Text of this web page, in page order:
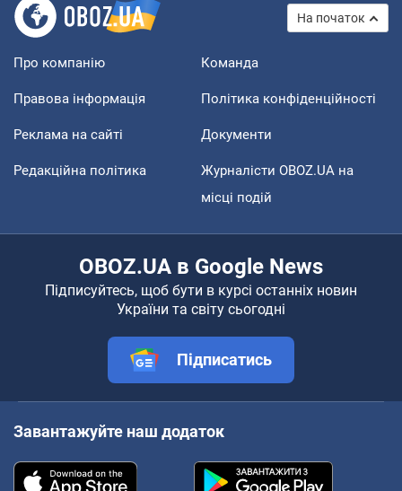
На початок
Про компанію Команда
Правова інформація Політика конфіденційності
Реклама на сайті Документи
Редакційна політика
Журналісти OBOZ.UA на
місці подій
OBOZ.UA в Google News
Підписуйтесь, щоб бути в курсі останніх новин
України та світу сьогодні
Підписатись
Завантажуйте наш додаток